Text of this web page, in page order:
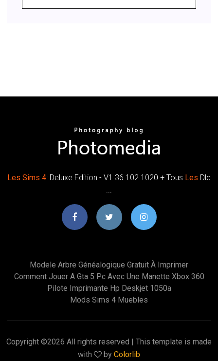
Les Sims 4: Deluxe Edition - V1.36.102.1020 + Tous Les Dlc
Modele Arbre Généalogique Gratuit À Imprimer
Comment Jouer A Gta 5 Pc Avec Une Manette Xbox 360
Pilote Imprimante Hp Deskjet 1050a
Mods Sims 4 Muebles
Copyright ©2026 All rights reserved | This template is made
with
by Colorlib